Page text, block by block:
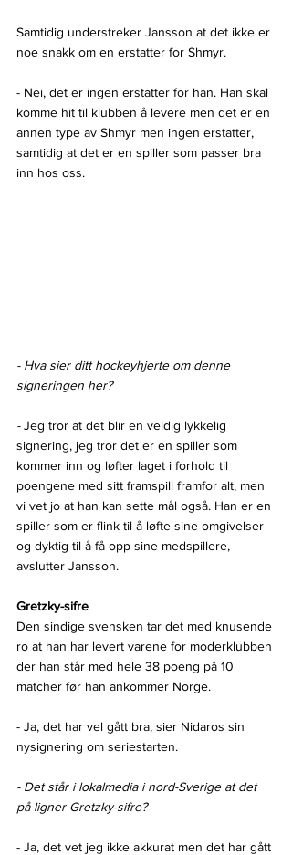
Samtidig understreker Jansson at det ikke er
noe snakk om en erstatter for Shmyr.
- Nei, det er ingen erstatter for han. Han skal
komme hit til klubben å levere men det er en
annen type av Shmyr men ingen erstatter,
samtidig at det er en spiller som passer bra
inn hos oss.
- Hva sier ditt hockeyhjerte om denne
signeringen her?
- Jeg tror at det blir en veldig lykkelig
signering, jeg tror det er en spiller som
kommer inn og løfter laget i forhold til
poengene med sitt framspill framfor alt, men
vi vet jo at han kan sette mål også. Han er en
spiller som er flink til å løfte sine omgivelser
og dyktig til å få opp sine medspillere,
avslutter Jansson.
Gretzky-sifre
Den sindige svensken tar det med knusende
ro at han har levert varene for moderklubben
der han står med hele 38 poeng på 10
matcher før han ankommer Norge.
- Ja, det har vel gått bra, sier Nidaros sin
nysignering om seriestarten.
- Det står i lokalmedia i nord-Sverige at det
på ligner Gretzky-sifre?
- Ja, det vet jeg ikke akkurat men det har gått